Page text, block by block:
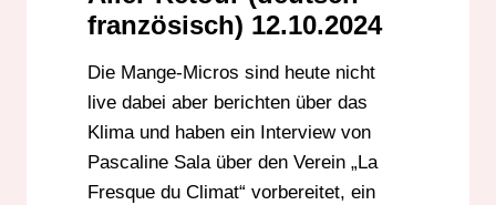
französisch) 12.10.2024
Die Mange-Micros sind heute nicht
live dabei aber berichten über das
Klima und haben ein Interview von
Pascaline Sala über den Verein „La
Fresque du Climat“ vorbereitet, ein